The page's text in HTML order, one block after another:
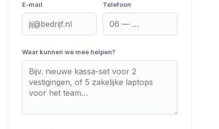
E-mail Telefoon
Waar kunnen we mee helpen?